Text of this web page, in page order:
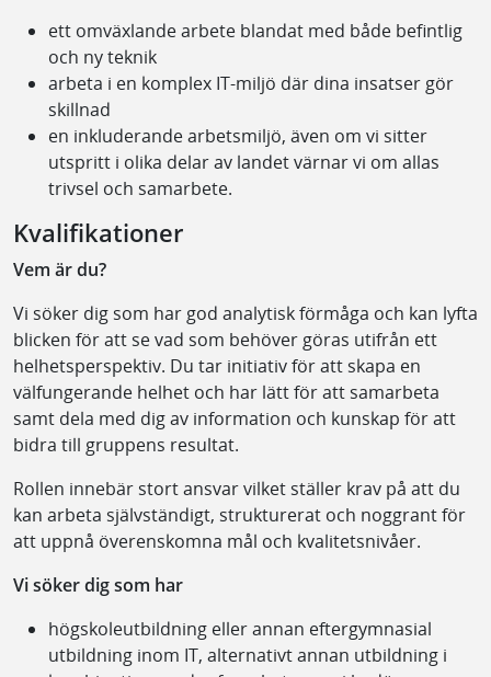
ett omväxlande arbete blandat med både befintlig
och ny teknik
arbeta i en komplex IT-miljö där dina insatser gör
skillnad
en inkluderande arbetsmiljö, även om vi sitter
utspritt i olika delar av landet värnar vi om allas
trivsel och samarbete.
Kvalifikationer
Vem är du?
Vi söker dig som har god analytisk förmåga och kan lyfta
blicken för att se vad som behöver göras utifrån ett
helhetsperspektiv. Du tar initiativ för att skapa en
välfungerande helhet och har lätt för att samarbeta
samt dela med dig av information och kunskap för att
bidra till gruppens resultat.
Rollen innebär stort ansvar vilket ställer krav på att du
kan arbeta självständigt, strukturerat och noggrant för
att uppnå överenskomna mål och kvalitetsnivåer.
Vi söker dig som har
högskoleutbildning eller annan eftergymnasial
utbildning inom IT, alternativt annan utbildning i